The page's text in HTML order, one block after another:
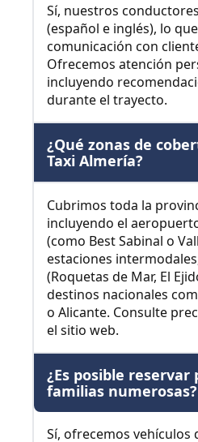
Sí, nuestros
(español e inglés), lo
comunicación con
Ofrecemos atención
incluyendo
durante el trayecto.
¿Qué zonas de
Taxi Almería?
Cubrimos toda la
incluyendo el
(como Best Sabinal o
estaciones
(Roquetas de Mar, El
destinos nacionales
o Alicante. Consulte
el sitio web.
¿Es posible reservar
familias numerosas?
Sí, ofrecemos vehículos